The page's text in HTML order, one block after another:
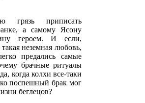
грязь приписать
а самому Ясону
героем. И если,
неземная любовь,
предались самые
брачные ритуалы
когда колхи все-таки
поспешный брак мог
беглецов?